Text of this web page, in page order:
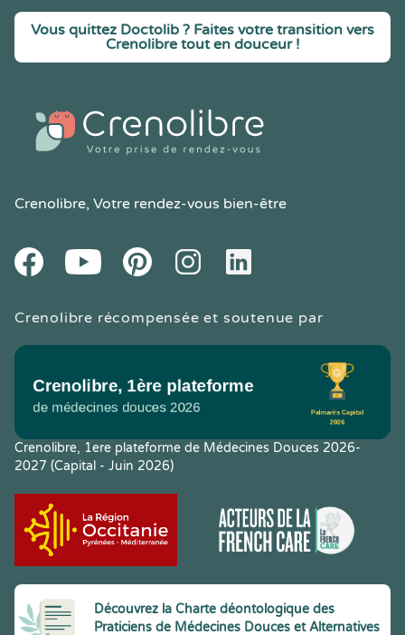
Vous quittez Doctolib ? Faites votre transition vers
Crenolibre tout en douceur !
Crenolibre, Votre rendez-vous bien-être
FacebookYoutube PinteresetInstagramLinkedIn
Crenolibre récompensée et soutenue par
Crenolibre, 1ere plateforme de Médecines Douces 2026-
2027 (Capital - Juin 2026)
Découvrez la Charte déontologique des
Praticiens de Médecines Douces et Alternatives